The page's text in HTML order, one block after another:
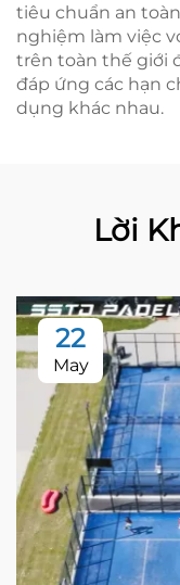
tiêu chuẩn an
nghiệm làm việc
trên toàn thế giới
đáp ứng các hạn
dụng khác nhau.
Lời
22
May